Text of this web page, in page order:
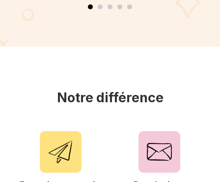
Notre différence